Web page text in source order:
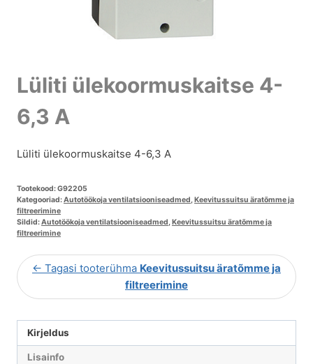
Lüliti ülekoormuskaitse 4-
6,3 A
Lüliti ülekoormuskaitse 4-6,3 A
Tootekood:G92205
Kategooriad:Autotöökoja ventilatsiooniseadmed Keevitussuitsu äratõmme ja
filtreerimine
Sildid:Autotöökoja ventilatsiooniseadmed Keevitussuitsu äratõmme ja
filtreerimine
← Tagasi tooterühma Keevitussuitsu äratõmme ja
filtreerimine
Kirjeldus
Lisainfo